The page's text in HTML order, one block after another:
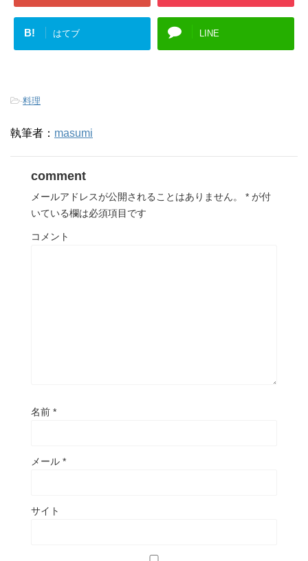
B! はてブ LINE
-料理
執筆者： masumi
comment
メールアドレスが公開されることはありません。 * が付
いている欄は必須項目です
コメント
名前 *
メール *
サイト